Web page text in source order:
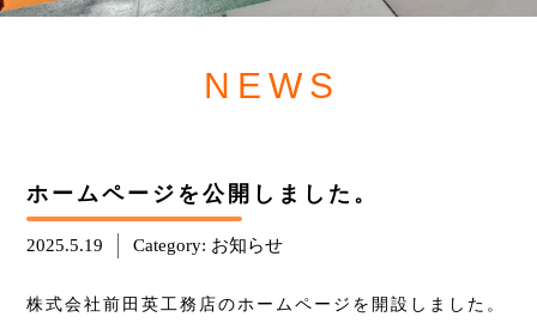
NEWS
ホームページを公開しました。
2025.5.19 Category: お知らせ
株式会社前田英工務店のホームページを開設しました。